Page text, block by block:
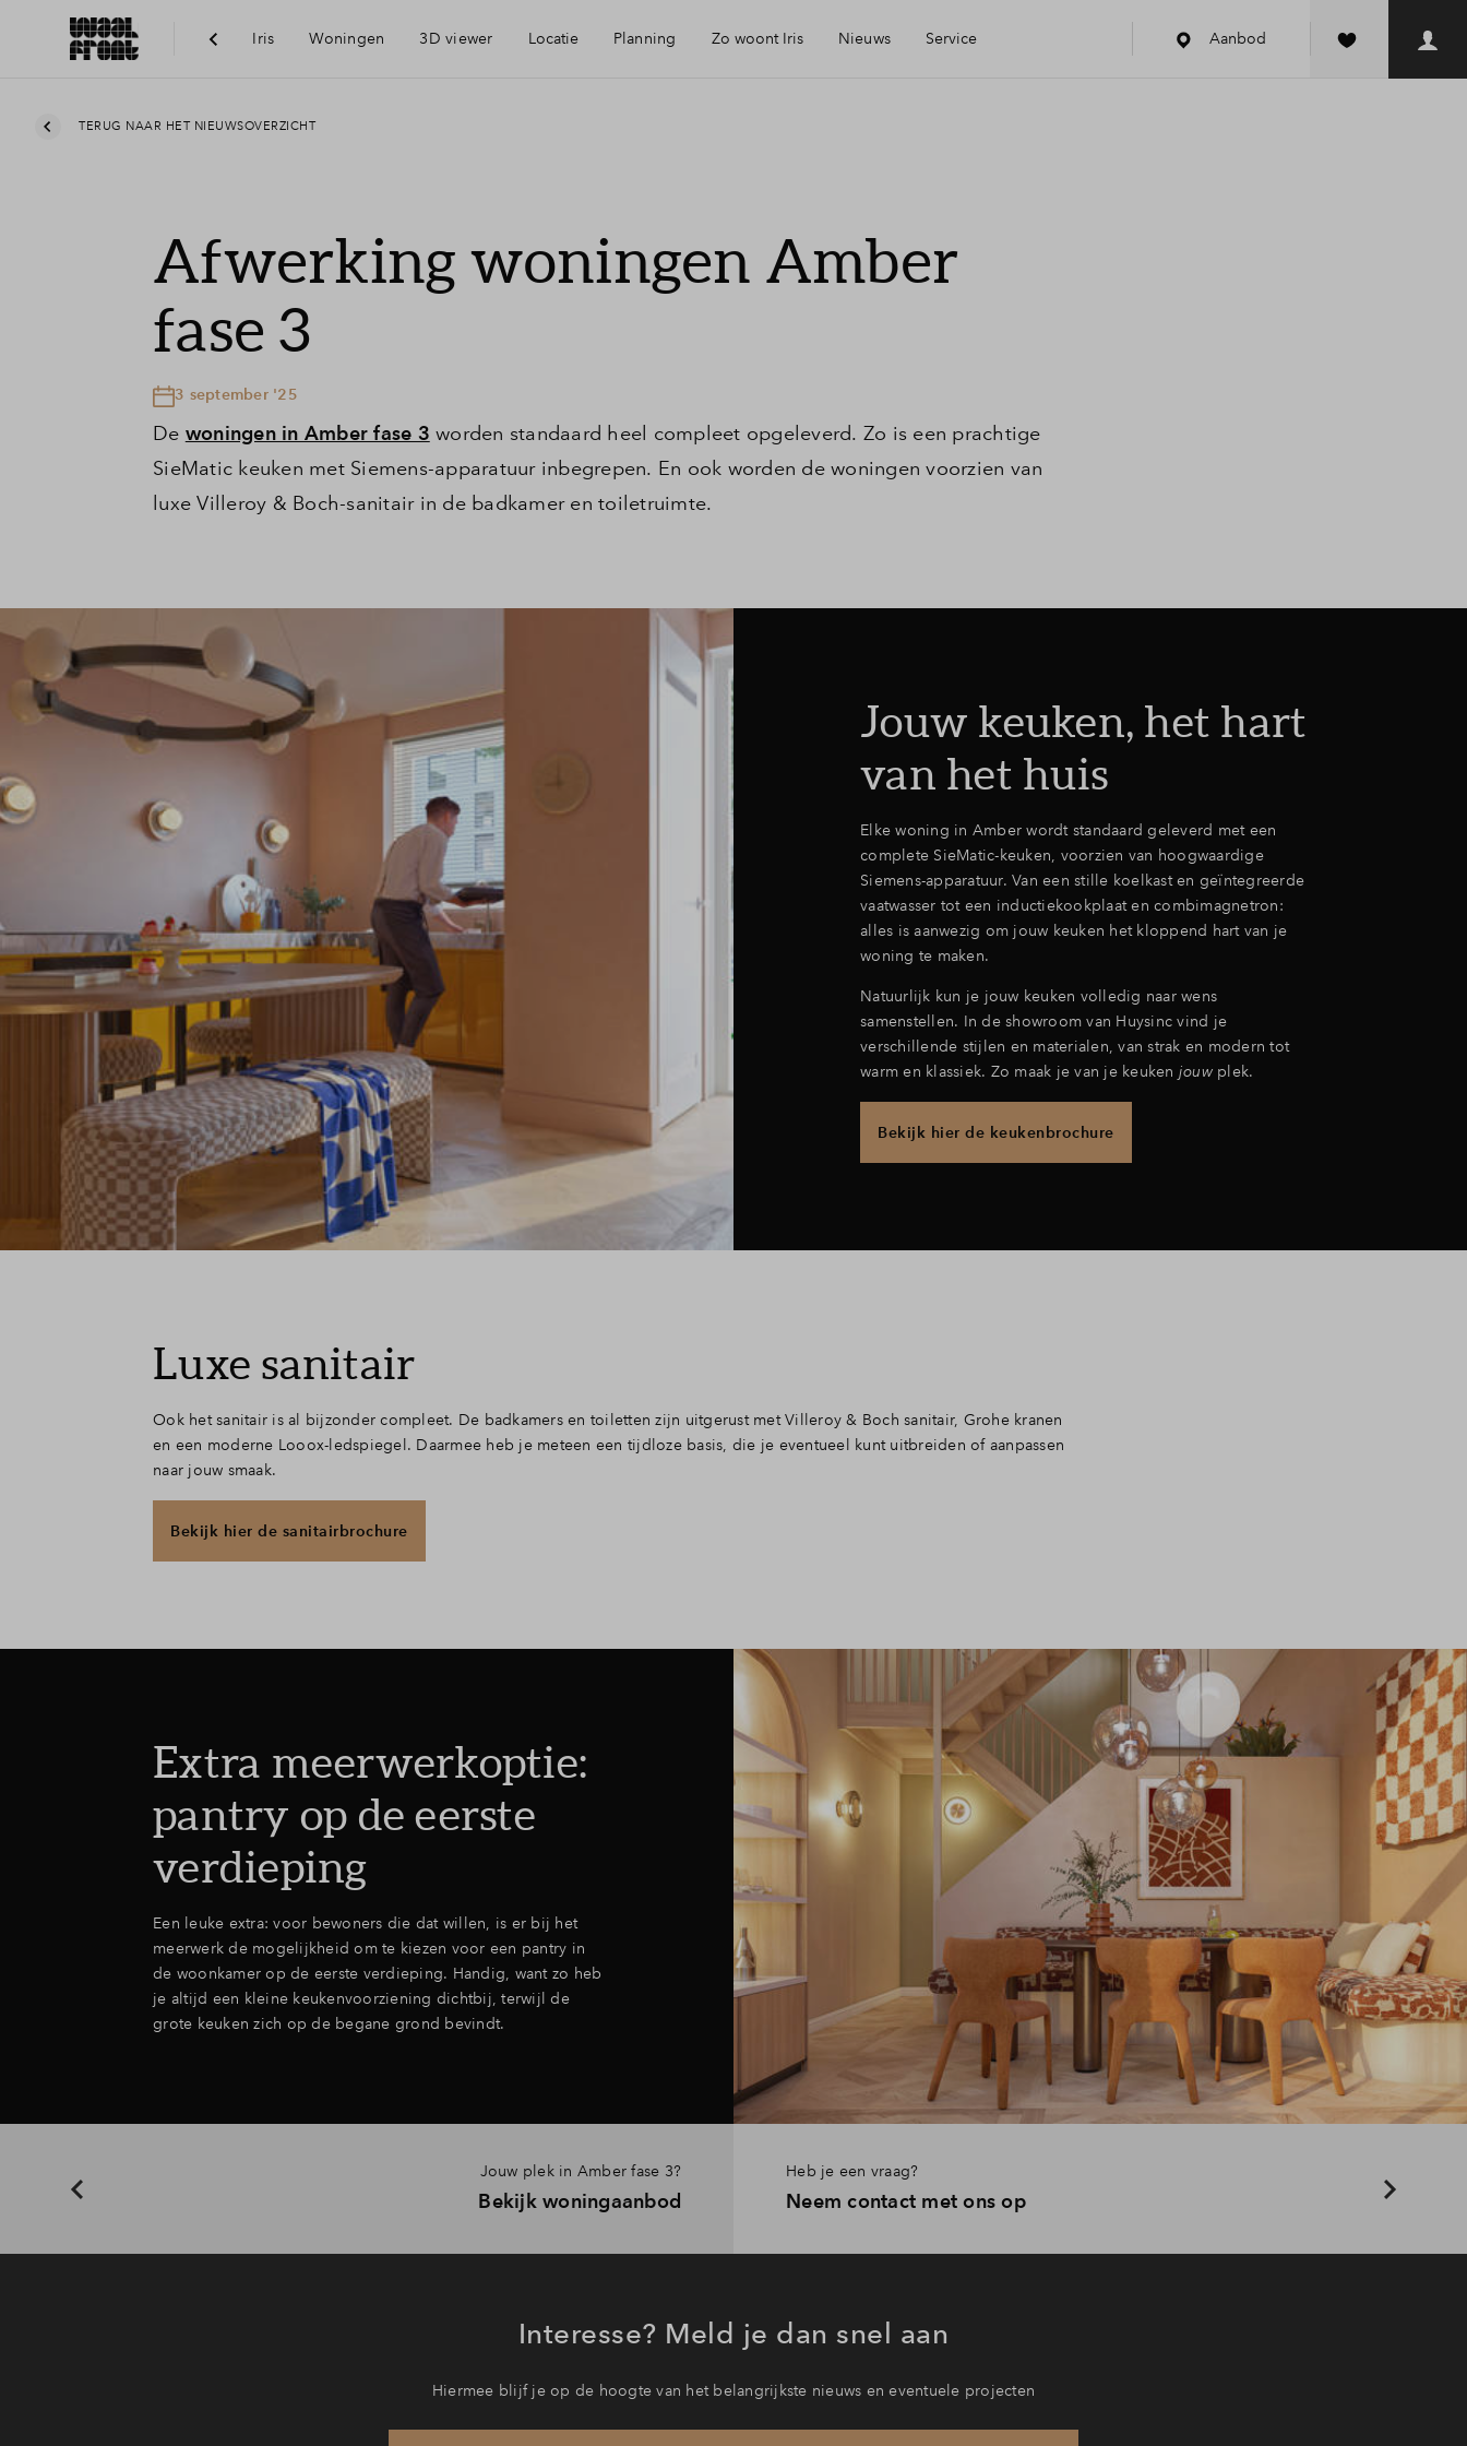
Iris Woningen 3D viewer Locatie
Visie
Nijmegen
Planning Zo woont Iris
Blog: Iris verhuist
Nieuws Service
Financiering
Woning kopen
Aanbod
TERUG NAAR HET NIEUWSOVERZICHT
Afwerking woningen Amber
fase 3
3 september '25
De woningen in Amber fase 3 worden standaard heel compleet opgeleverd. Zo is een prachtige
SieMatic keuken met Siemens-apparatuur inbegrepen. En ook worden de woningen voorzien van
luxe Villeroy & Boch-sanitair in de badkamer en toiletruimte.
Jouw keuken, het hart
van het huis
Elke woning in Amber wordt standaard geleverd met een
complete SieMatic-keuken, voorzien van hoogwaardige
Siemens-apparatuur. Van een stille koelkast en geïntegreerde
vaatwasser tot een inductiekookplaat en combimagnetron:
alles is aanwezig om jouw keuken het kloppend hart van je
woning te maken.
Natuurlijk kun je jouw keuken volledig naar wens
samenstellen. In de showroom van Huysinc vind je
verschillende stijlen en materialen, van strak en modern tot
warm en klassiek. Zo maak je van je keuken jouwplek.
Bekijk hier de keukenbrochure
Luxe sanitair
Ook het sanitair is al bijzonder compleet. De badkamers en toiletten zijn uitgerust met Villeroy & Boch sanitair, Grohe kranen
en een moderne Looox-ledspiegel. Daarmee heb je meteen een tijdloze basis, die je eventueel kunt uitbreiden of aanpassen
naar jouw smaak.
Bekijk hier de sanitairbrochure
Extra meerwerkoptie:
pantry op de eerste
verdieping
Een leuke extra: voor bewoners die dat willen, is er bij het
meerwerk de mogelijkheid om te kiezen voor een pantry in
de woonkamer op de eerste verdieping. Handig, want zo heb
je altijd een kleine keukenvoorziening dichtbij, terwijl de
grote keuken zich op de begane grond bevindt.
Jouw plek in Amber fase 3?
Bekijk woningaanbod
Heb je een vraag?
Neem contact met ons op
Interesse? Meld je dan snel aan
Hiermee blijf je op de hoogte van het belangrijkste nieuws en eventuele projecten